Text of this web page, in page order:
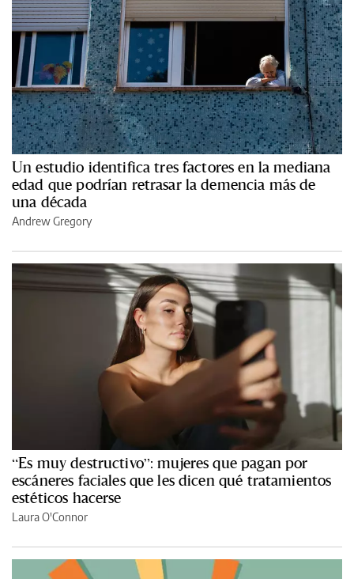
Un estudio identifica tres factores en la mediana
edad que podrían retrasar la demencia más de
una década
Andrew Gregory
“Es muy destructivo”: mujeres que pagan por
escáneres faciales que les dicen qué tratamientos
estéticos hacerse
Laura O'Connor